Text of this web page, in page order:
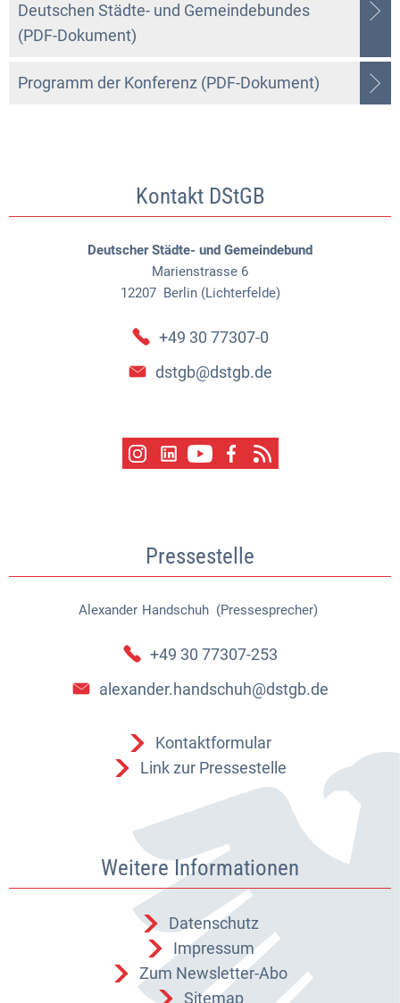
Deutschen Städte- und Gemeindebundes
(PDF-Dokument)
Programm der Konferenz (PDF-Dokument)
Kontakt DStGB
Deutscher Städte- und Gemeindebund
Marienstrasse 6
12207 Berlin (Lichterfelde)
+49 30 77307-0
dstgb@dstgb.de
Pressestelle
Alexander Handschuh (Pressesprecher)
Alexander Handschuh
+49 30 77307-253
alexander.handschuh@dstgb.de
Kontaktformular
Link zur Pressestelle
Weitere Informationen
Datenschutz
Impressum
Zum Newsletter-Abo
Sitemap